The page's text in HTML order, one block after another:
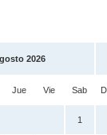
2026
Jue Vie Sab
1